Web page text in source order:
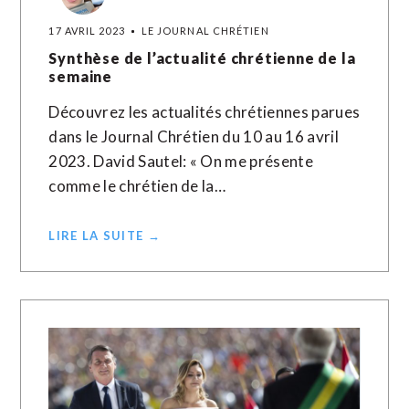
17 AVRIL 2023 LE JOURNAL CHRÉTIEN
Synthèse de l’actualité chrétienne de la
semaine
Découvrez les actualités chrétiennes parues
dans le Journal Chrétien du 10 au 16 avril
2023. David Sautel: « On me présente
comme le chrétien de la…
LIRE LA SUITE →